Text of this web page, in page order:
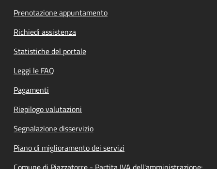
Prenotazione appuntamento
Richiedi assistenza
Statistiche del portale
Leggi le FAQ
Pagamenti
Riepilogo valutazioni
Segnalazione disservizio
Piano di miglioramento dei servizi